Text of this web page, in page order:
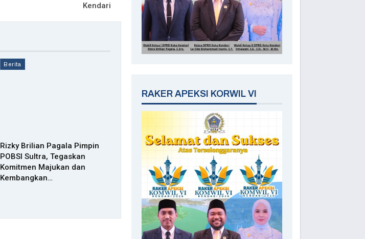
Kendari
Berita
Rizky Brilian Pagala Pimpin
POBSI Sultra, Tegaskan
Komitmen Majukan dan
Kembangkan…
RAKER APEKSI KORWIL VI